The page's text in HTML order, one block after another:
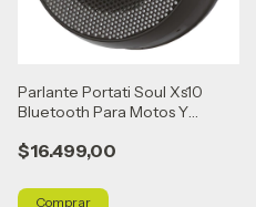
Parlante Portati Soul Xs10
Bluetooth Para Motos Y
$16.499,00